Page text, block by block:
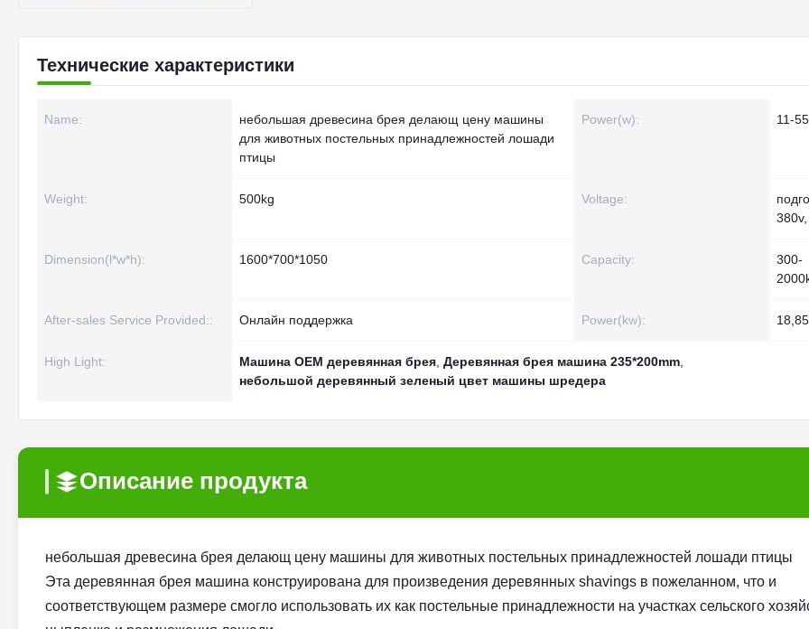
Технические характеристики
Name:
небольшая древесина брея делающ цену машины
для животных постельных принадлежностей лошади
птицы
Power(w): 11-
Weight: 500kg Voltage:
380v,
Dimension(l*w*h): 1600*700*1050 Capacity:
300-
After-sales Service Provided:: Онлайн поддержка Power(kw): 18,85
High Light: Машина OEM деревянная брея Деревянная брея машина 235*200mm
небольшой деревянный зеленый цвет машины шредера
Описание продукта
небольшая древесина брея делающ цену машины для животных постельных принадлежностей лошади птицы
Эта деревянная брея машина конструирована для произведения деревянных shavings в пожеланном, что и
соответствующем размере смогло использовать их как постельные принадлежности на участках сельского